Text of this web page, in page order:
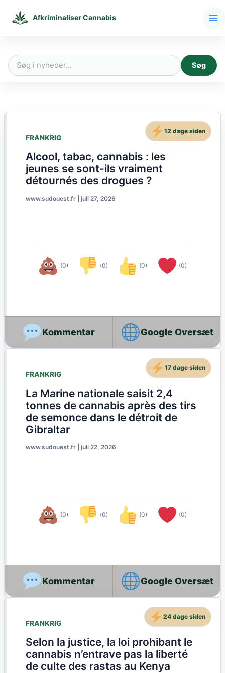
Afkriminaliser Cannabis
Søg
Søg
FRANKRIG
Alcool, tabac, cannabis : les
jeunes se sont-ils vraiment
détournés des drogues ?
www.sudouest.fr juli 27, 2026
(0) (0) (0) (0)
12 dage siden
Google Oversæt
FRANKRIG
La Marine nationale saisit 2,4
tonnes de cannabis après des tirs
de semonce dans le détroit de
Gibraltar
www.sudouest.fr juli 22, 2026
(0) (0) (0) (0)
17 dage siden
Google Oversæt
FRANKRIG
Selon la justice, la loi prohibant le
cannabis n’entrave pas la liberté
de culte des rastas au Kenya
24 dage siden